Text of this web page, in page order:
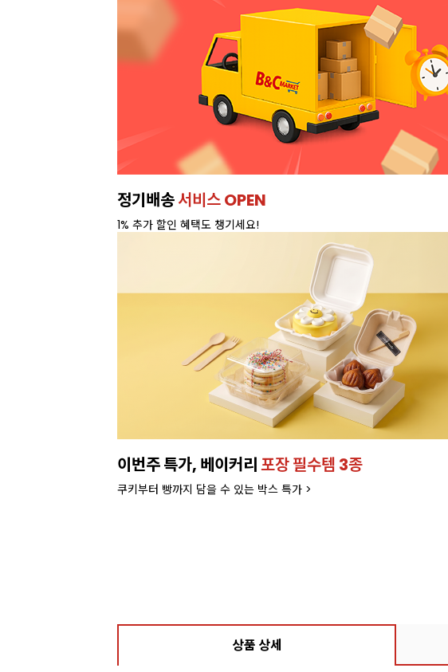
정기배송서비스 OPEN
1% 추가 할인 혜택도 챙기세요!
이번주 특가, 베이커리포장 필수템 3종
쿠키부터 빵까지 담을 수 있는 박스 특가 >
상품 상세